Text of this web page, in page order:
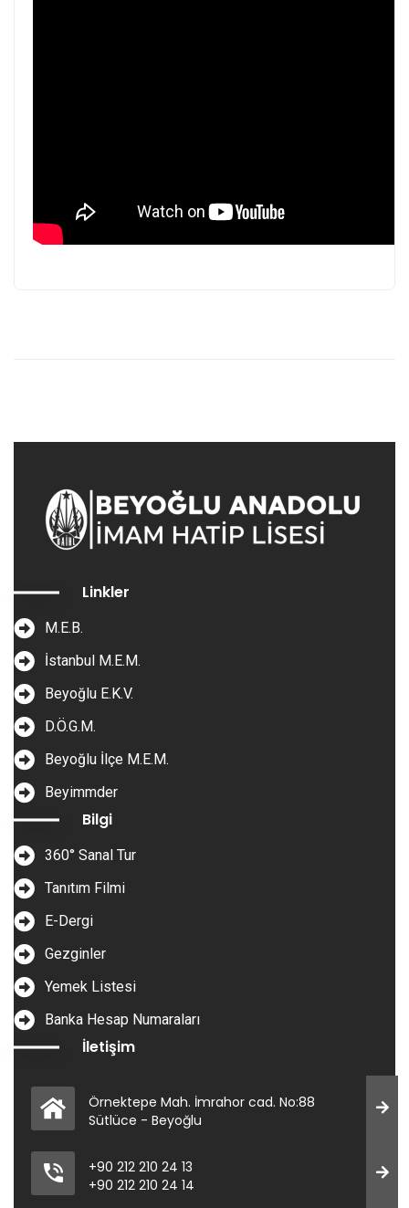
Linkler
M.E.B.
İstanbul M.E.M.
Beyoğlu E.K.V.
D.Ö.G.M.
Beyoğlu İlçe M.E.M.
Beyimmder
Bilgi
360° Sanal Tur
Tanıtım Filmi
E-Dergi
Gezginler
Yemek Listesi
Banka Hesap Numaraları
İletişim
Örnektepe Mah. İmrahor cad. No:88
Sütlüce - Beyoğlu
+90 212 210 24 13
+90 212 210 24 14